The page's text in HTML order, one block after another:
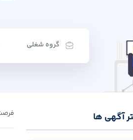
گروه شغلی
آگهی ها